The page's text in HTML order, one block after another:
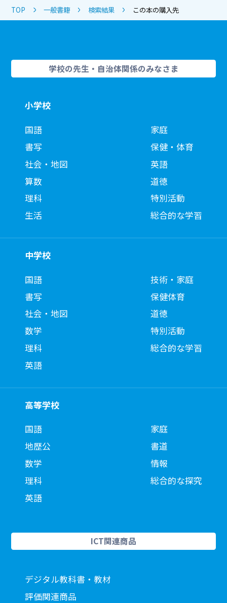
TOP 一般書籍 検索結果 この本の購入先
学校の先生・自治体関係のみなさま
小学校
国語
書写
社会・地図
算数
理科
生活
家庭
保健・体育
英語
道徳
特別活動
総合的な学習
中学校
国語
書写
社会・地図
数学
理科
英語
技術・家庭
保健体育
道徳
特別活動
総合的な学習
高等学校
国語
地歴公
数学
理科
英語
家庭
書道
情報
総合的な探究
ICT関連商品
デジタル教科書・教材
評価関連商品